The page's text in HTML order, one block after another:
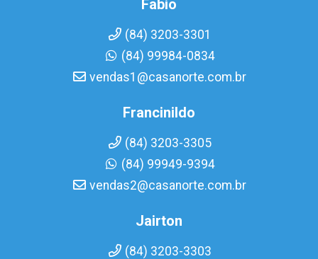
Fabio
(84) 3203-3301
(84) 99984-0834
vendas1@casanorte.com.br
Francinildo
(84) 3203-3305
(84) 99949-9394
vendas2@casanorte.com.br
Jairton
(84) 3203-3303